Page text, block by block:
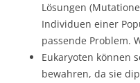
Lösungen
Individuen einer
passende Problem.
Eukaryoten können
bewahren, da sie